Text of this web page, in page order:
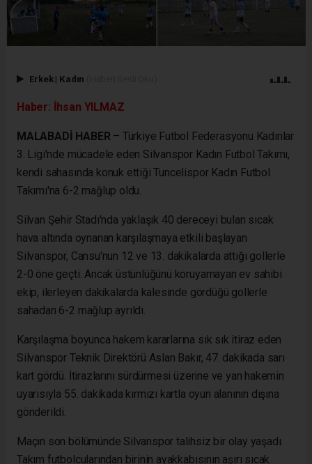
Erkek | Kadın
Haber: İhsan YILMAZ
MALABADİ HABER – Türkiye Futbol Federasyonu Kadınlar
3. Ligi'nde mücadele eden Silvanspor Kadın Futbol Takımı,
kendi sahasında konuk ettiği Tuncelispor Kadın Futbol
Takımı'na 6-2 mağlup oldu.
Silvan Şehir Stadı'nda yaklaşık 40 dereceyi bulan sıcak
hava altında oynanan karşılaşmaya etkili başlayan
Silvanspor, Cansu'nun 12 ve 13. dakikalarda attığı gollerle
2-0 öne geçti. Ancak üstünlüğünü koruyamayan ev sahibi
ekip, ilerleyen dakikalarda kalesinde gördüğü gollerle
sahadan 6-2 mağlup ayrıldı.
Karşılaşma boyunca hakem kararlarına sık sık itiraz eden
Silvanspor Teknik Direktörü Aslan Bakır, 47. dakikada sarı
kart gördü. İtirazlarını sürdürmesi üzerine ve yan hakemin
uyarısıyla 55. dakikada kırmızı kartla oyun alanının dışına
gönderildi.
Maçın son bölümünde Silvanspor talihsiz bir olay yaşadı.
Takım futbolcularından birinin ayakkabısının aşırı sıcak